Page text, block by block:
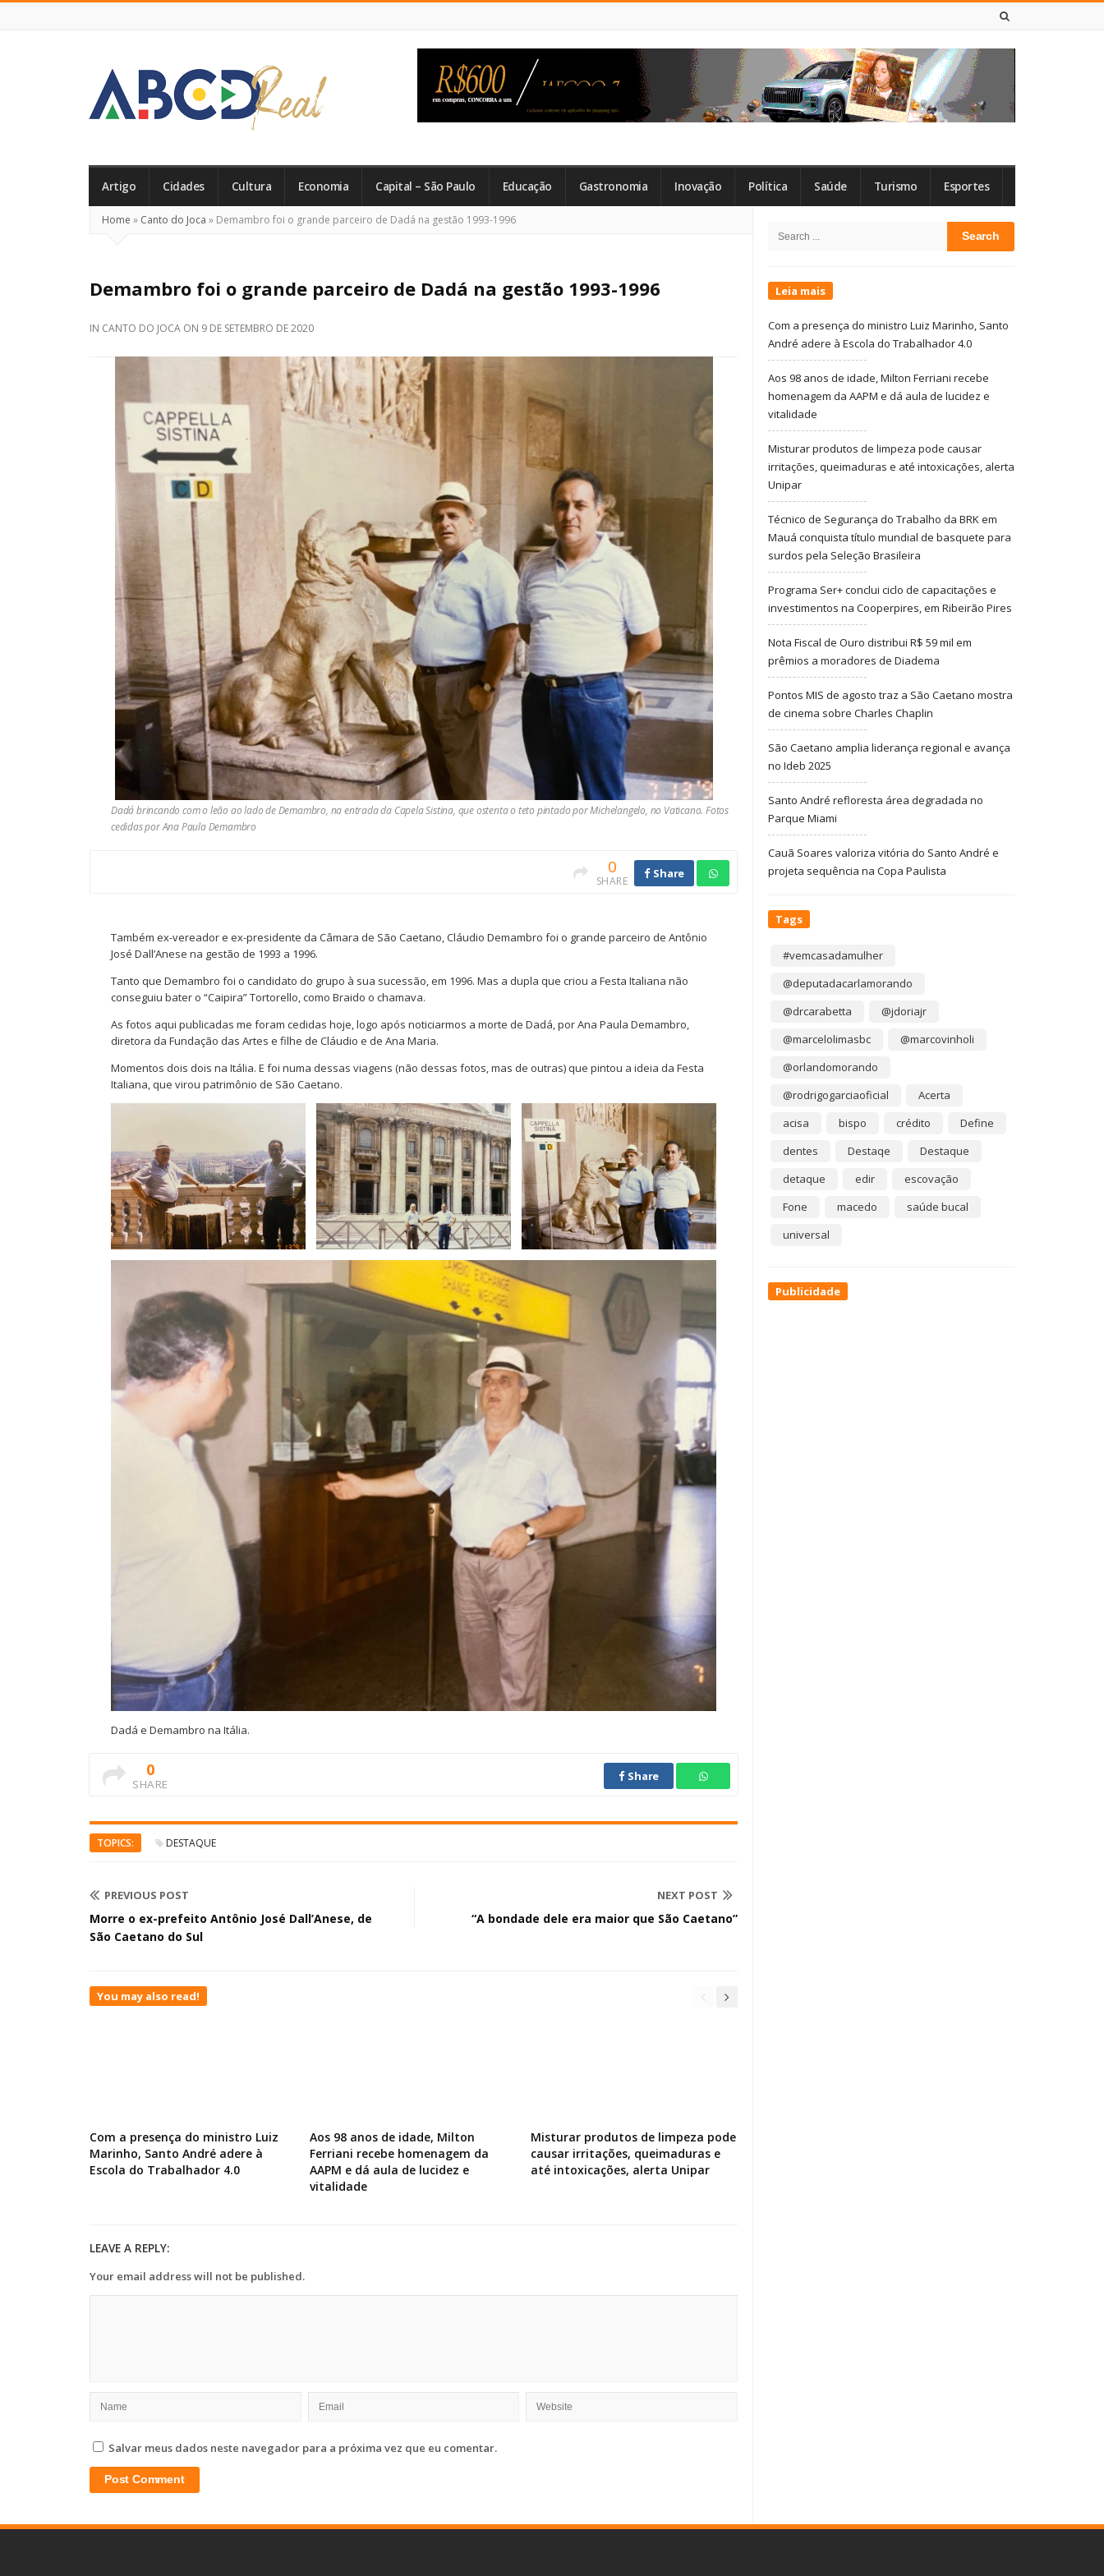
Real
Artigo Cidades Cultura Economia Capital – São Paulo Educação Gastronomia Inovação Política Saúde Turismo Esportes
Home » Canto do Joca » Demambro foi o grande parceiro de Dadá na gestão 1993-1996
Demambro foi o grande parceiro de Dadá na gestão 1993-1996
IN CANTO DO JOCA ON 9 DE SETEMBRO DE 2020
Dadá brincando com o leão ao lado de Demambro, na entrada da Capela Sistina, que ostenta o teto pintado por Michelangelo, no Vaticano. Fotos
cedidas por Ana Paula Demambro
0
SHARE
Share
Também ex-vereador e ex-presidente da Câmara de São Caetano, Cláudio Demambro foi o grande parceiro de Antônio
José Dall’Anese na gestão de 1993 a 1996.
Tanto que Demambro foi o candidato do grupo à sua sucessão, em 1996. Mas a dupla que criou a Festa Italiana não
conseguiu bater o “Caipira” Tortorello, como Braido o chamava.
As fotos aqui publicadas me foram cedidas hoje, logo após noticiarmos a morte de Dadá, por Ana Paula Demambro,
diretora da Fundação das Artes e filhe de Cláudio e de Ana Maria.
Momentos dois dois na Itália. E foi numa dessas viagens (não dessas fotos, mas de outras) que pintou a ideia da Festa
Italiana, que virou patrimônio de São Caetano.
Dadá e Demambro na Itália.
0
SHARE
Share
TOPICS: DESTAQUE
PREVIOUS POST
Morre o ex-prefeito Antônio José Dall’Anese, de
São Caetano do Sul
NEXT POST
“A bondade dele era maior que São Caetano”
You may also read!
Com a presença do ministro Luiz
Marinho, Santo André adere à
Escola do Trabalhador 4.0
Aos 98 anos de idade, Milton
Ferriani recebe homenagem da
AAPM e dá aula de lucidez e
vitalidade
Misturar produtos de limpeza pode
causar irritações, queimaduras e
até intoxicações, alerta Unipar
LEAVE A REPLY:
Your email address will not be published.
Salvar meus dados neste navegador para a próxima vez que eu comentar.
Sidebar
Search
Leia mais
Com a presença do ministro Luiz Marinho, Santo
André adere à Escola do Trabalhador 4.0
Aos 98 anos de idade, Milton Ferriani recebe
homenagem da AAPM e dá aula de lucidez e
vitalidade
Misturar produtos de limpeza pode causar
irritações, queimaduras e até intoxicações, alerta
Unipar
Técnico de Segurança do Trabalho da BRK em
Mauá conquista título mundial de basquete para
surdos pela Seleção Brasileira
Programa Ser+ conclui ciclo de capacitações e
investimentos na Cooperpires, em Ribeirão Pires
Nota Fiscal de Ouro distribui R$ 59 mil em
prêmios a moradores de Diadema
Pontos MIS de agosto traz a São Caetano mostra
de cinema sobre Charles Chaplin
São Caetano amplia liderança regional e avança
no Ideb 2025
Santo André refloresta área degradada no
Parque Miami
Cauã Soares valoriza vitória do Santo André e
projeta sequência na Copa Paulista
Tags
#vemcasadamulher
@deputadacarlamorando
@drcarabetta
@jdoriajr
@marcelolimasbc
@marcovinholi
@orlandomorando
@rodrigogarciaoficial
Acerta
acisa
bispo crédito
Define
dentes
Destaqe
Destaque
detaque
edir
escovação
Fone
macedo
saúde bucal
universal
Publicidade